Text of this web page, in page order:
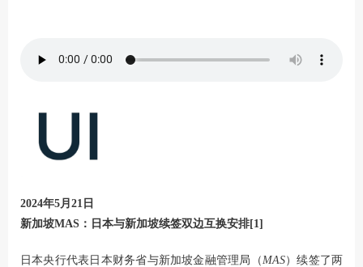
2024年5月21日
新加坡MAS：日本与新加坡续签双边互换安排[1]
日本央行代表日本财务省与新加坡金融管理局（MAS）续签了两